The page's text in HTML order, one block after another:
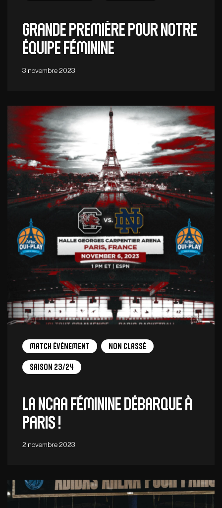
Grande première pour notre
équipe féminine
3 novembre 2023
Match Évènement Non Classé
Saison 23/24
LA NCAA FÉMININE DÉBARQUE À
PARIS !
2 novembre 2023